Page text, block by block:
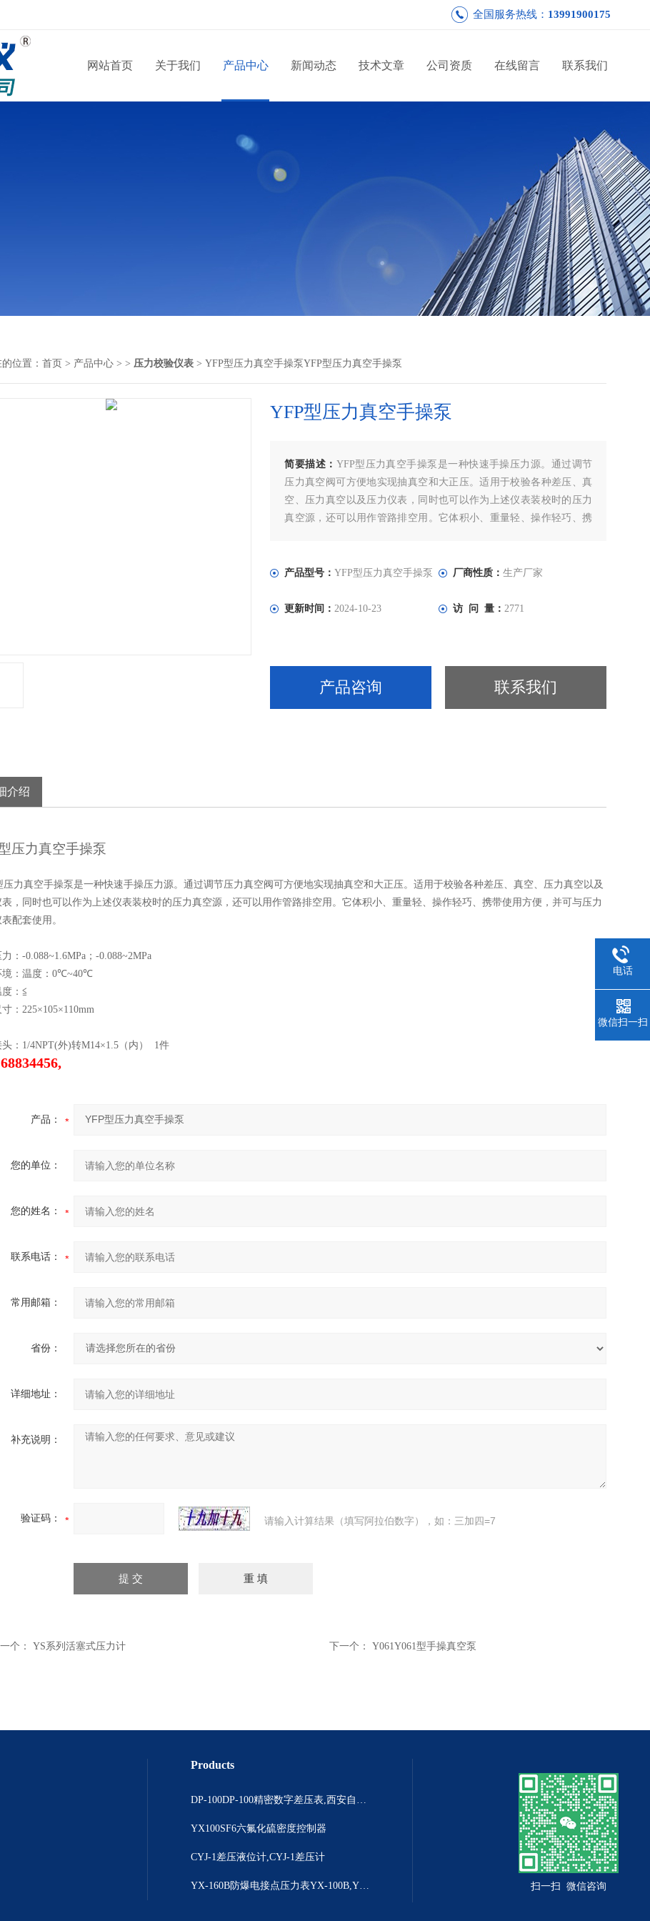
全国服务热线： 13991900175
网站首页 关于我们 产品中心 新闻动态 技术文章 公司资质 在线留言 联系我们
位置： 首页 > 产品中心 > > 压力校验仪表 > YFP型压力真空手操泵YFP型压力真空手操泵
YFP型压力真空手操泵
简要描述： YFP型压力真空手操泵是一种快速手操压力源。通过调节
压力真空阀可方便地实现抽真空和大正压。适用于校验各种差压、真
空、压力真空以及压力仪表，同时也可以作为上述仪表装校时的压力
真空源，还可以用作管路排空用。它体积小、重量轻、操作轻巧、携
产品型号：YFP型压力真空手操泵 厂商性质： 生产厂家
更新时间：2024-10-23 访 问 量： 2771
产品咨询 联系我们
介绍
压力真空手操泵
压力真空手操泵是一种快速手操压力源。通过调节压力真空阀可方便地实现抽真空和大正压。适用于校验各种差压、真空、压力真空以及
表，同时也可以作为上述仪表装校时的压力真空源，还可以用作管路排空用。它体积小、重量轻、操作轻巧、携带使用方便，并可与压力
配套使用。
： -0.088~1.6MPa ； -0.088~2MPa
：温度： 0℃~40℃
：≦
： 225×105×110mm
： 1/4NPT(外)转M14×1.5 （内） 1件
产品：
您的单位：
您的姓名：
联系电话：
常用邮箱：
省份：
详细地址：
补充说明：
验证码： 请输入计算结果（填写阿拉伯数字），如：三加四=7
个： YS系列活塞式压力计 下一个： Y061Y061型手操真空泵
Products
DP-100DP-100精密数字差压表,西安自动化仪表一厂 数字压力表
YX100SF6六氟化硫密度控制器
CYJ-1差压液位计,CYJ-1差压计
YX-160B防爆电接点压力表YX-100B,YX-160B 扫一扫 微信咨询
电话
微信扫一扫